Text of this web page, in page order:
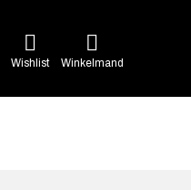
Wishlist Winkelmand